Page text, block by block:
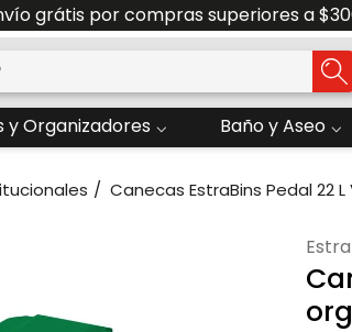
grátis por compras superiores a
y Organizadores Baño y Aseo
Canecas EstraBins Pedal 22
estra